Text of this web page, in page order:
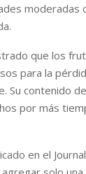
moderadas
que los
para la
Su contenido
por más
en el